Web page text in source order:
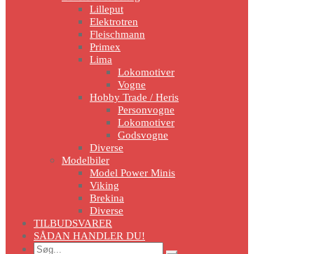
Lilleput
Elektrotren
Fleischmann
Primex
Lima
Lokomotiver
Vogne
Hobby Trade / Heris
Personvogne
Lokomotiver
Godsvogne
Diverse
Modelbiler
Model Power Minis
Viking
Brekina
Diverse
TILBUDSVARER
SÅDAN HANDLER DU!
Search